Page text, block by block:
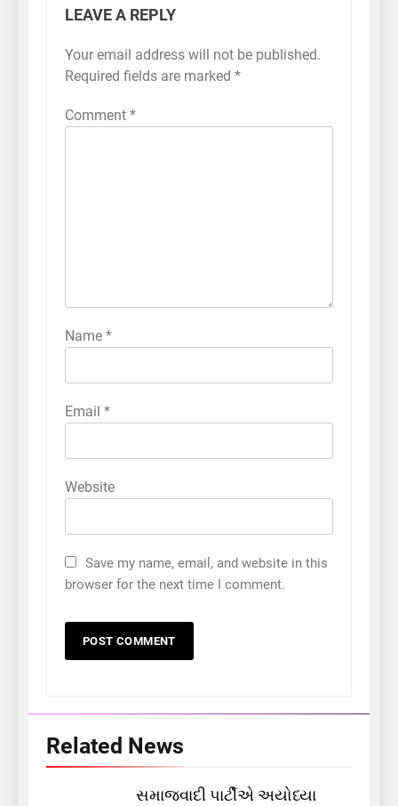
LEAVE A REPLY
Your email address will not be published.
Required fields are marked *
Comment *
Name *
Email *
Website
Save my name, email, and website in this
browser for the next time I comment.
Related News
સમાજવાદી પાર્ટીએ અયોધ્યા